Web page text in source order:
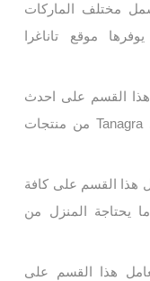
مختلف الماركات
موقع تاناغرا
القسم على احدث
المنتجات التي وصلت الى Tanagra من منتجات
هذا القسم على كافة
ما يحتاجة المنزل من
هذا القسم على